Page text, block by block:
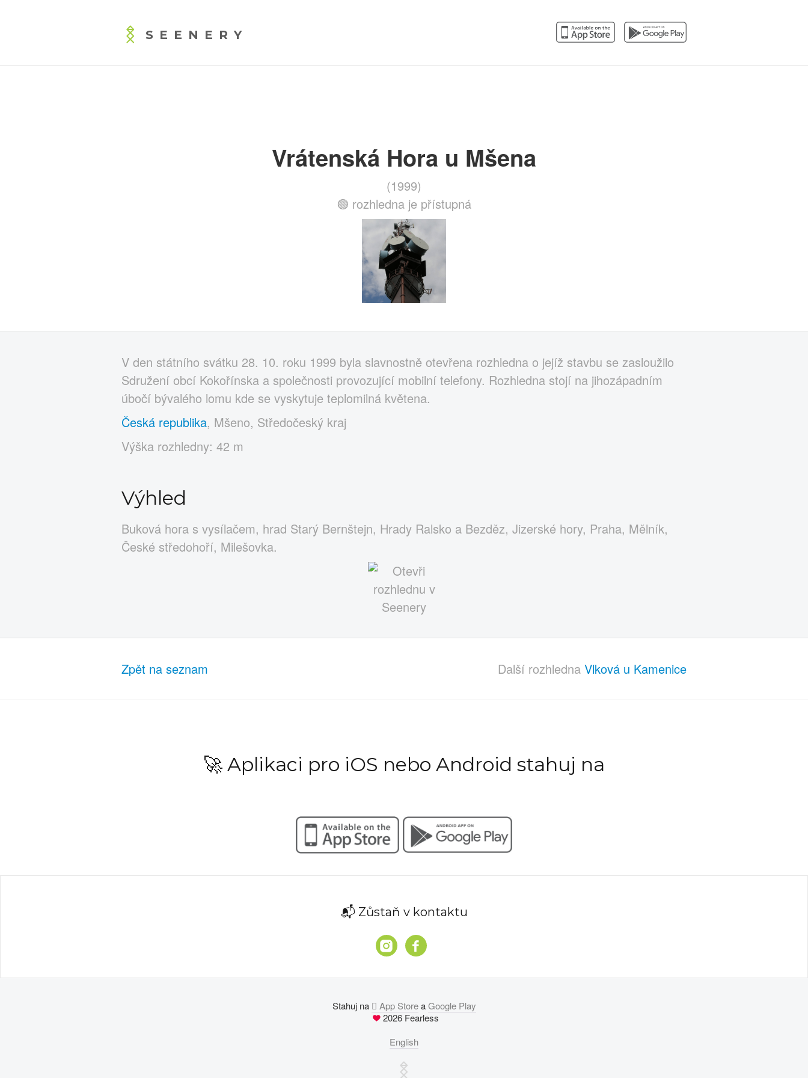
SEENERY
Vrátenská Hora u Mšena
(1999)
🟢 rozhledna je přístupná
V den státního svátku 28. 10. roku 1999 byla slavnostně otevřena rozhledna o jejíž stavbu se zasloužilo
Sdružení obcí Kokořínska a společnosti provozující mobilní telefony. Rozhledna stojí na jihozápadním
úbočí bývalého lomu kde se vyskytuje teplomilná květena.
Česká republika, Mšeno, Středočeský kraj
Výška rozhledny: 42 m
Výhled
Buková hora s vysílačem, hrad Starý Bernštejn, Hrady Ralsko a Bezděz, Jizerské hory, Praha, Mělník,
České středohoří, Milešovka.
Zpět na seznam Další rozhledna Vlková u Kamenice
🚀 Aplikaci pro iOS nebo Android stahuj na
📬 Zůstaň v kontaktu
Stahuj na  App StoreaGoogle Play
2026 Fearless
English